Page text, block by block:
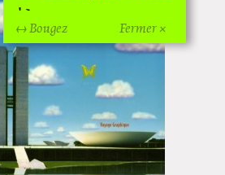
Fermer ×
↔ Bougez
!
Off Of Off d'Angoulême 2024
Superette de noël à Pola
L'exposition de Fungirl à
Montpellier !
Lancements de "Ras le bol" de
Cardon